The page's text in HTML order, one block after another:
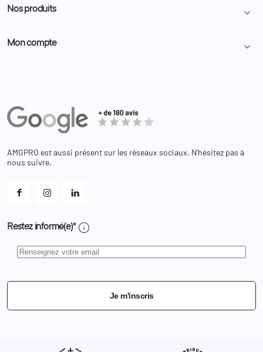
Demande de devis
Nous contacter
Programme Fidélité
Administration
Nos produits 
Police Municipale | ASVP
Equipements
Bagagerie
Mon compte 
Adresses
Bons de réduction
Et les cookies ?
AMGPRO est aussi présent sur les réseaux sociaux. N'hésitez pas à
nous suivre.
Restez informé(e)* info
Je m'inscris